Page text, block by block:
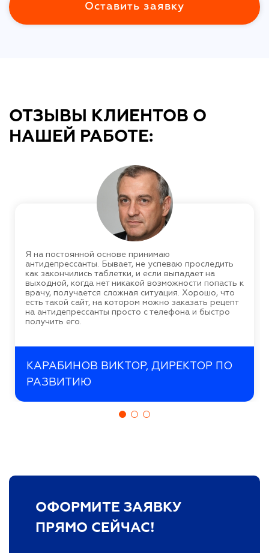
Оставить заявку
ОТЗЫВЫ КЛИЕНТОВ О
НАШЕЙ РАБОТЕ:
Я на постоянной основе принимаю
антидепрессанты. Бывает, не успеваю проследить
как закончились таблетки, и если выпадает на
выходной, когда нет никакой возможности попасть к
врачу, получается сложная ситуация. Хорошо, что
есть такой сайт, на котором можно заказать рецепт
на антидепрессанты просто с телефона и быстро
получить его.
КАРАБИНОВ ВИКТОР, ДИРЕКТОР ПО
РАЗВИТИЮ
ОФОРМИТЕ ЗАЯВКУ
ПРЯМО СЕЙЧАС!